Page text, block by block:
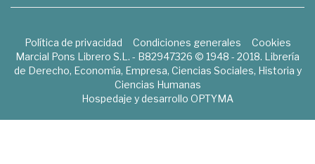
Política de privacidad Condiciones generales
Cookies
Marcial Pons Librero S.L. - B82947326 © 1948 - 2018. Librería
de Derecho, Economía, Empresa, Ciencias Sociales, Historia y
Ciencias Humanas
Hospedaje y desarrollo OPTYMA